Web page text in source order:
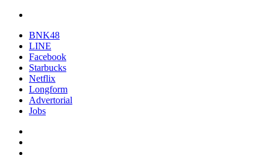
BNK48
LINE
Facebook
Starbucks
Netflix
Longform
Advertorial
Jobs